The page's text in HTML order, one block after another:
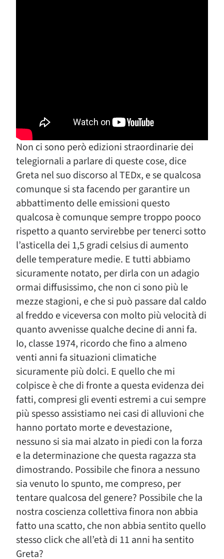
Non ci sono però edizioni straordinarie dei
telegiornali a parlare di queste cose, dice
Greta nel suo discorso al TEDx, e se qualcosa
comunque si sta facendo per garantire un
abbattimento delle emissioni questo
qualcosa è comunque sempre troppo pooco
rispetto a quanto servirebbe per tenerci sotto
l’asticella dei 1,5 gradi celsius di aumento
delle temperature medie. E tutti abbiamo
sicuramente notato, per dirla con un adagio
ormai diffusissimo, che non ci sono più le
mezze stagioni, e che si può passare dal caldo
al freddo e viceversa con molto più velocità di
quanto avvenisse qualche decine di anni fa.
Io, classe 1974, ricordo che fino a almeno
venti anni fa situazioni climatiche
sicuramente più dolci. E quello che mi
colpisce è che di fronte a questa evidenza dei
fatti, compresi gli eventi estremi a cui sempre
più spesso assistiamo nei casi di alluvioni che
hanno portato morte e devestazione,
nessuno si sia mai alzato in piedi con la forza
e la determinazione che questa ragazza sta
dimostrando. Possibile che finora a nessuno
sia venuto lo spunto, me compreso, per
tentare qualcosa del genere? Possibile che la
nostra coscienza collettiva finora non abbia
fatto una scatto, che non abbia sentito quello
stesso click che all’età di 11 anni ha sentito
Greta?